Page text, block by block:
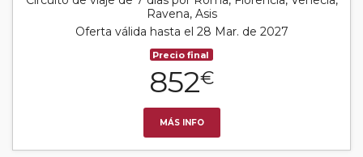
Ravena, Asis
Oferta válida hasta el 28 Mar. de 2027
Precio final
852€
MÁS INFO